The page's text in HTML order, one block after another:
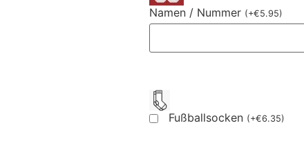
Namen / Nummer (+€5.95)
Fußballsocken (+€6.35)